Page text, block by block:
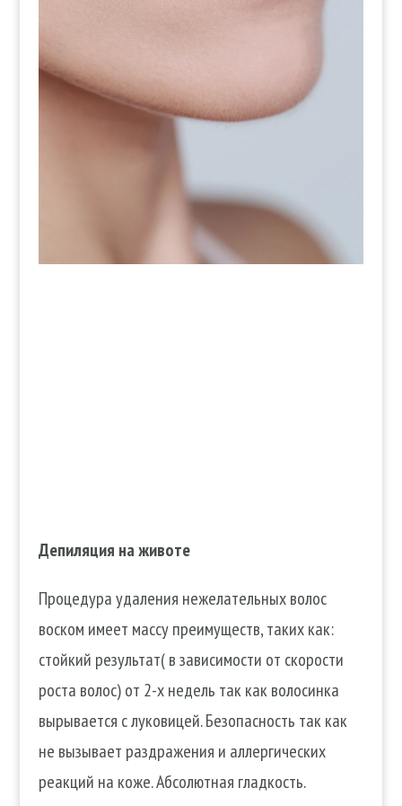
Депиляция на животе
Процедура удаления нежелательных волос
воском имеет массу преимуществ, таких как:
стойкий результат( в зависимости от скорости
роста волос) от 2-х недель так как волосинка
вырывается с луковицей. Безопасность так как
не вызывает раздражения и аллергических
реакций на коже. Абсолютная гладкость.